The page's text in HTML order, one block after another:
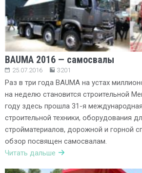
BAUMA 2016 — самосвалы
25.07.2016 3201
Раз в три года BAUMA на устах
на неделю становится строительной
году здесь прошла 31-я
строительной техники, оборудования
стройматериалов, дорожной и горной
обзор посвящен самосвалам.
Читать дальше